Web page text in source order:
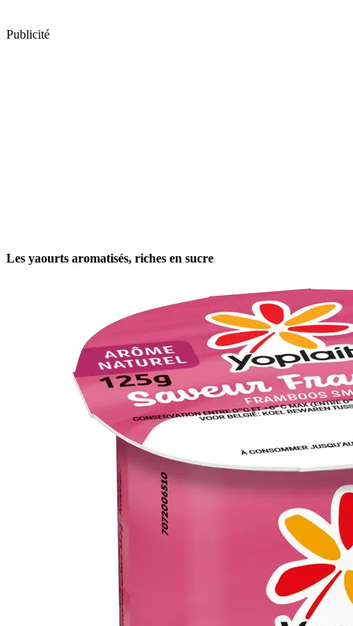
Publicité
Les yaourts aromatisés, riches en sucre